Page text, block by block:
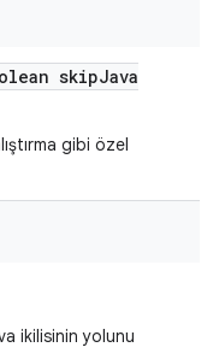
skipJava
gibi özel
ikilisinin yolunu